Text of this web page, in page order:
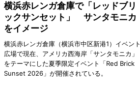
横浜赤レンガ倉庫で「レッドブリ
ックサンセット」 サンタモニカ
をイメージ
横浜赤レンガ倉庫（横浜市中区新港1）イベント
広場で現在、アメリカ西海岸「サンタモニカ」
をテーマにした夏季限定イベント「Red Brick
Sunset 2026」が開催されている。